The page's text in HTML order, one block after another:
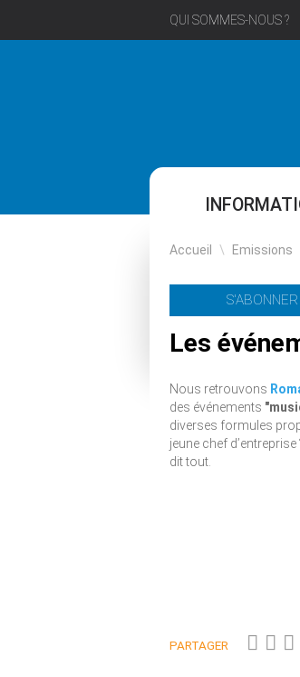
QUI SOMMES-NOUS ?
Accueil \ Emissions
Les
Nous retrouvons
des événements
diverses formules
jeune chef
dit tout.
PARTAGER